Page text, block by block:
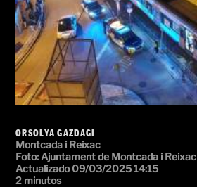
ORSOLYA GAZDAGI
Montcada i Reixac
Foto: Ajuntament de Montcada i Reixac
Actualizado 09/03/2025 14:15
2 minutos